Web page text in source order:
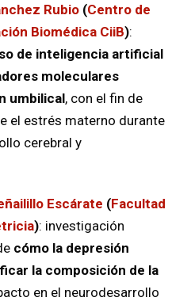
Rubio (Centro de
Biomédica CiiB):
de inteligencia artificial
moleculares
umbilical, con el fin de
el estrés materno durante
cerebral y
Escárate (Facultad
): investigación
cómo la depresión
la composición de la
en el neurodesarrollo